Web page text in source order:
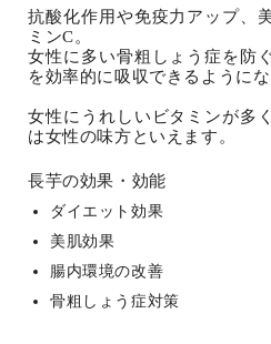
抗酸化作用や免疫力アップ、
ミンC。
女性に多い骨粗しょう症を防
を効率的に吸収できるようにな
女性にうれしいビタミンが多
は女性の味方といえます。
長芋の効果・効能
ダイエット効果
美肌効果
腸内環境の改善
骨粗しょう症対策